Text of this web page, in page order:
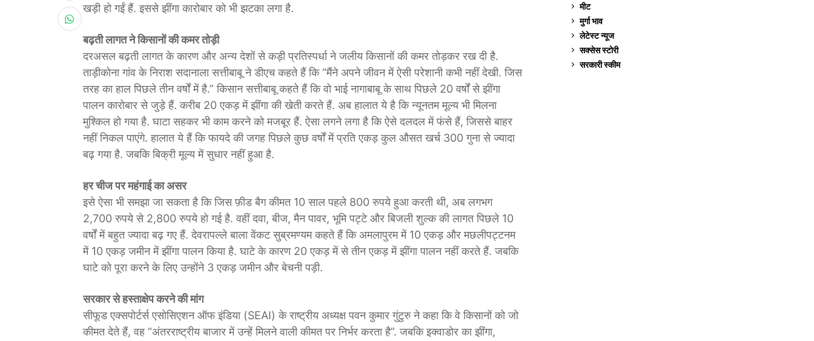
खड़ी हो गईं हैं. इससे झींगा कारोबार को भी झटका लगा है.
बढ़ती लागत ने किसानों की कमर तोड़ी
दरअसल बढ़ती लागत के कारण और अन्य देशों से कड़ी प्रतिस्पर्धा ने जलीय किसानों की कमर तोड़कर रख दी है.
ताड़ीकोना गांव के निराश सदानाला सत्तीबाबू ने डीएच कहते हैं कि “मैंने अपने जीवन में ऐसी परेशानी कभी नहीं देखी. जिस
तरह का हाल पिछले तीन वर्षों में है.” किसान सत्तीबाबू कहते हैं कि वो भाई नागाबाबू के साथ पिछले 20 वर्षों से झींगा
पालन कारोबार से जुड़े हैं. करीब 20 एकड़ में झींगा की खेती करते हैं. अब हालात ये है कि न्यूनतम मूल्य भी मिलना
मुश्किल हो गया है. घाटा सहकर भी काम करने को मजबूर हैं. ऐसा लगने लगा है कि ऐसे दलदल में फंसे हैं, जिससे बाहर
नहीं निकल पाएंगे. हालात ये हैं कि फायदे की जगह पिछले कुछ वर्षों में प्रति एकड़ कुल औसत खर्च 300 गुना से ज्यादा
बढ़ गया है. जबकि बिक्री मूल्य में सुधार नहीं हुआ है.
हर चीज पर महंगाई का असर
इसे ऐसा भी समझा जा सकता है कि जिस फ़ीड बैग कीमत 10 साल पहले 800 रुपये हुआ करती थी, अब लगभग
2,700 रुपये से 2,800 रुपये हो गई है. वहीं दवा, बीज, मैन पावर, भूमि पट्टे और बिजली शुल्क की लागत पिछले 10
वर्षों में बहुत ज्यादा बढ़ गए हैं. देवरापल्ले बाला वेंकट सुब्रमण्यम कहते हैं कि अमलापुरम में 10 एकड़ और मछलीपट्टनम
में 10 एकड़ जमीन में झींगा पालन किया है. घाटे के कारण 20 एकड़ में से तीन एकड़ में झींगा पालन नहीं करते हैं. जबकि
घाटे को पूरा करने के लिए उन्होंने 3 एकड़ जमीन और बेचनी पड़ी.
सरकार से हस्ताक्षेप करने की मांग
सीफूड एक्सपोर्टर्स एसोसिएशन ऑफ इंडिया (SEAI) के राष्ट्रीय अध्यक्ष पवन कुमार गुंटुरु ने कहा कि वे किसानों को जो
कीमत देते हैं, वह “अंतरराष्ट्रीय बाजार में उन्हें मिलने वाली कीमत पर निर्भर करता है”. जबकि इक्वाडोर का झींगा,
मीट
मुर्गा भाव
लेटेस्ट न्यूज
सक्सेस स्टो‍री
सरकारी स्की‍म